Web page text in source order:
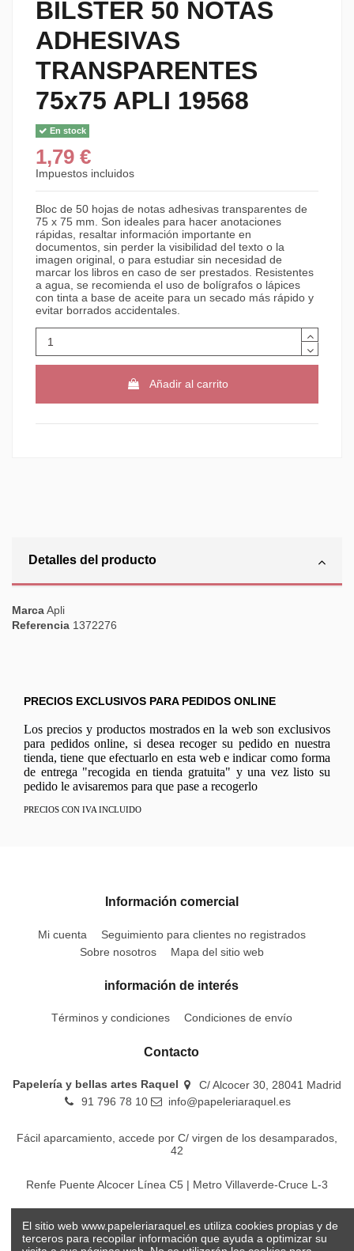
BILSTER 50 NOTAS
ADHESIVAS
TRANSPARENTES
75x75 APLI 19568
En stock
1,79 €
Impuestos incluidos
Bloc de 50 hojas de notas adhesivas transparentes de
75 x 75 mm. Son ideales para hacer anotaciones
rápidas, resaltar información importante en
documentos, sin perder la visibilidad del texto o la
imagen original, o para estudiar sin necesidad de
marcar los libros en caso de ser prestados. Resistentes
a agua, se recomienda el uso de bolígrafos o lápices
con tinta a base de aceite para un secado más rápido y
evitar borrados accidentales.
Añadir al carrito
Detalles del producto
MarcaApli
Referencia 1372276
PRECIOS EXCLUSIVOS PARA PEDIDOS ONLINE
Los precios y productos mostrados en la web son exclusivos
para pedidos online, si desea recoger su pedido en nuestra
tienda, tiene que efectuarlo en esta web e indicar como forma
de entrega "recogida en tienda gratuita" y una vez listo su
pedido le avisaremos para que pase a recogerlo
PRECIOS CON IVA INCLUIDO
Información comercial
Mi cuenta
Seguimiento para clientes no registrados
Sobre nosotros
Mapa del sitio web
información de interés
Términos y condiciones Condiciones de envío
Contacto
Papelería y bellas artes Raquel
C/ Alcocer 30, 28041 Madrid
91 796 78 10
info@papeleriaraquel.es
Fácil aparcamiento, accede por C/ virgen de los desamparados,
42
Renfe Puente Alcocer Línea C5 | Metro Villaverde-Cruce L-3
EMT Líneas 18-22-86-116-130-442-448
El sitio web www.papeleriaraquel.es utiliza cookies propias y de
terceros para recopilar información que ayuda a optimizar su